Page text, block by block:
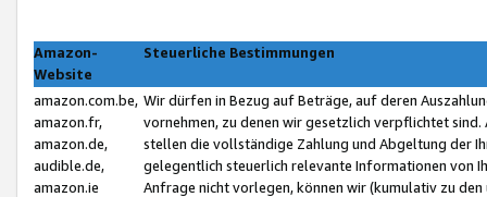
Amazon-
Website
Steuerliche Bestimmungen
amazon.com.be,
amazon.fr,
amazon.de,
audible.de,
amazon.ie
Wir dürfen in Bezug auf Beträge, auf deren
vornehmen, zu denen wir gesetzlich verpflichtet
stellen die vollständige Zahlung und Abgeltung der
gelegentlich steuerlich relevante Informationen von
Anfrage nicht vorlegen, können wir (kumulativ zu